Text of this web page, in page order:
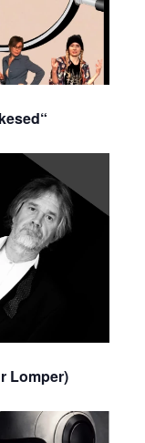
Lomper)